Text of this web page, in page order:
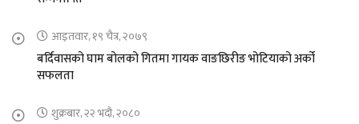
आइतवार, १९ चैत्र, २०७९
बर्दिवासको घाम बोलको गितमा गायक वाङछिरीङ भोटियाको अर्को
सफलता
शुक्रबार, २२ भदौ, २०८०